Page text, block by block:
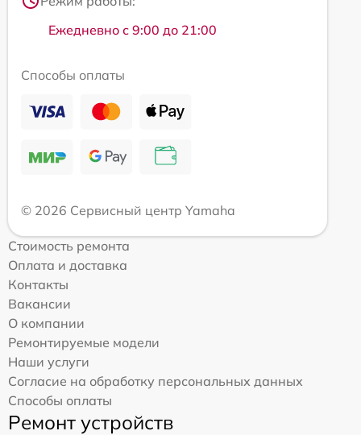
Ежедневно с 9:00 до 21:00
Способы оплаты
© 2026 Сервисный центр Yamaha
Стоимость ремонта
Оплата и доставка
Контакты
Вакансии
О компании
Ремонтируемые модели
Наши услуги
Согласие на обработку персональных данных
Способы оплаты
Ремонт устройств